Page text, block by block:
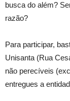
busca do além?
razão?
Para participar,
Unisanta (Rua
não perecíveis
entregues a